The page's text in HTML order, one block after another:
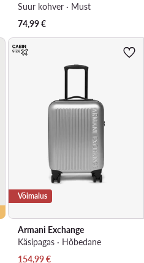
Suur kohver · Must
74,99€
Võimalus
Armani Exchange
Käsipagas · Hõbedane
Praegune hind
154,99€